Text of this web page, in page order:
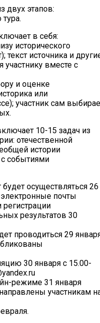
двух этапов:
тура.
в себя:
исторического
текст источника и
участнику вместе с
и оценке
или
участник сам
10-15 задач из
отечественной
истории
событиями
осуществляться 26
почты
регистрации
результатов 30
проводиться 29
30 января с 15.00-
режиме 31 января
участникам